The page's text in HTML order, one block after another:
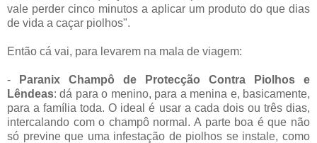
vale perder cinco minutos a aplicar um produto do que dias
de vida a caçar piolhos".
Então cá vai, para levarem na mala de viagem:
-
Paranix Champô de Protecção Contra Piolhos e
Lêndeas: dá para o menino, para a menina e, basicamente,
para a família toda. O ideal é usar a cada dois ou três dias,
intercalando com o champô normal. A parte boa é que não
só previne que uma infestação de piolhos se instale, como